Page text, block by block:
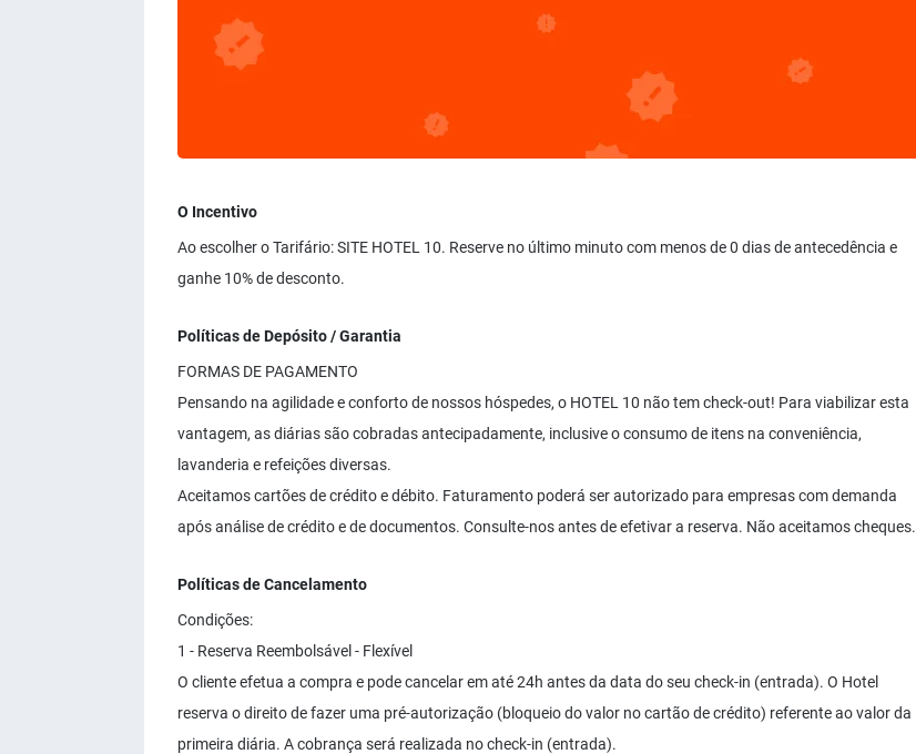
O Incentivo
Ao escolher o Tarifário: SITE HOTEL 10. Reserve no último minuto com menos de 0 dias de antecedência e
ganhe 10% de desconto.
Políticas de Depósito / Garantia
FORMAS DE PAGAMENTO
Pensando na agilidade e conforto de nossos hóspedes, o HOTEL 10 não tem check-out! Para viabilizar esta
vantagem, as diárias são cobradas antecipadamente, inclusive o consumo de itens na conveniência,
lavanderia e refeições diversas.
Aceitamos cartões de crédito e débito. Faturamento poderá ser autorizado para empresas com demanda
após análise de crédito e de documentos. Consulte-nos antes de efetivar a reserva. Não aceitamos cheques.
Políticas de Cancelamento
Condições:
1 - Reserva Reembolsável - Flexível
O cliente efetua a compra e pode cancelar em até 24h antes da data do seu check-in (entrada). O Hotel
reserva o direito de fazer uma pré-autorização (bloqueio do valor no cartão de crédito) referente ao valor da
primeira diária. A cobrança será realizada no check-in (entrada).